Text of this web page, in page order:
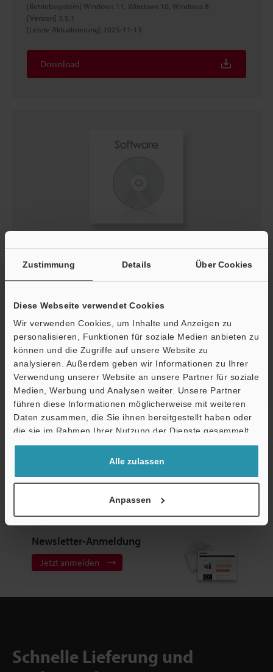
Zustimmung Details Über Cookies
Diese Webseite verwendet Cookies
Wir verwenden Cookies, um Inhalte und Anzeigen zu
personalisieren, Funktionen für soziale Medien anbieten zu
können und die Zugriffe auf unsere Website zu
analysieren. Außerdem geben wir Informationen zu Ihrer
Verwendung unserer Website an unsere Partner für soziale
Medien, Werbung und Analysen weiter. Unsere Partner
führen diese Informationen möglicherweise mit weiteren
Daten zusammen, die Sie ihnen bereitgestellt haben oder
die sie im Rahmen Ihrer Nutzung der Dienste gesammelt
haben.
Alle zulassen
Anpassen
[Betriebssystem] Windows 11, Windows 10, Windows 8
[Version] 3.5.1
[Letzte Aktualisierung] 2025-11-13
Download
Keyence Lichtvorhang V2.0.0 DE.slb
ZIP:574.2KB
Download
Startseite Produkte Sicherheit
Sicherheitslichtvorhang
Sicherheitslichtvorhänge
Downloads
Erstellen Sie Ihren KEYENCE
Account
Newsletter-Anmeldung
Jetzt anmelden
Schnelle Lieferung und
Support